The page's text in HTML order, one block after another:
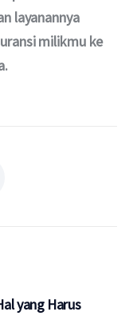
layanannya
milikmu ke
yang Harus